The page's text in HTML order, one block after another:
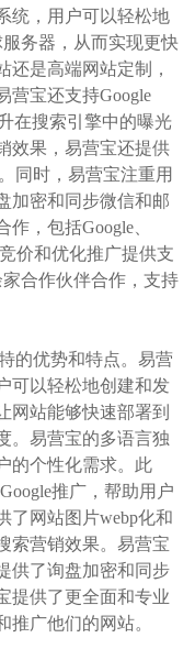
统，用户可以轻松地
务器，从而实现更快
还是高端网站定制，
营宝还支持Google
在搜索引擎中的曝光
效果，易营宝还提供
同时，易营宝注重用
加密和同步微信和邮
，包括Google、
价和优化推广提供支
合作伙伴合作，支持
的优势和特点。易营
可以轻松地创建和发
网站能够快速部署到
。易营宝的多语言独
的个性化需求。此
推广，帮助用户
了网站图片webp化和
索营销效果。易营宝
供了询盘加密和同步
提供了更全面和专业
广他们的网站。